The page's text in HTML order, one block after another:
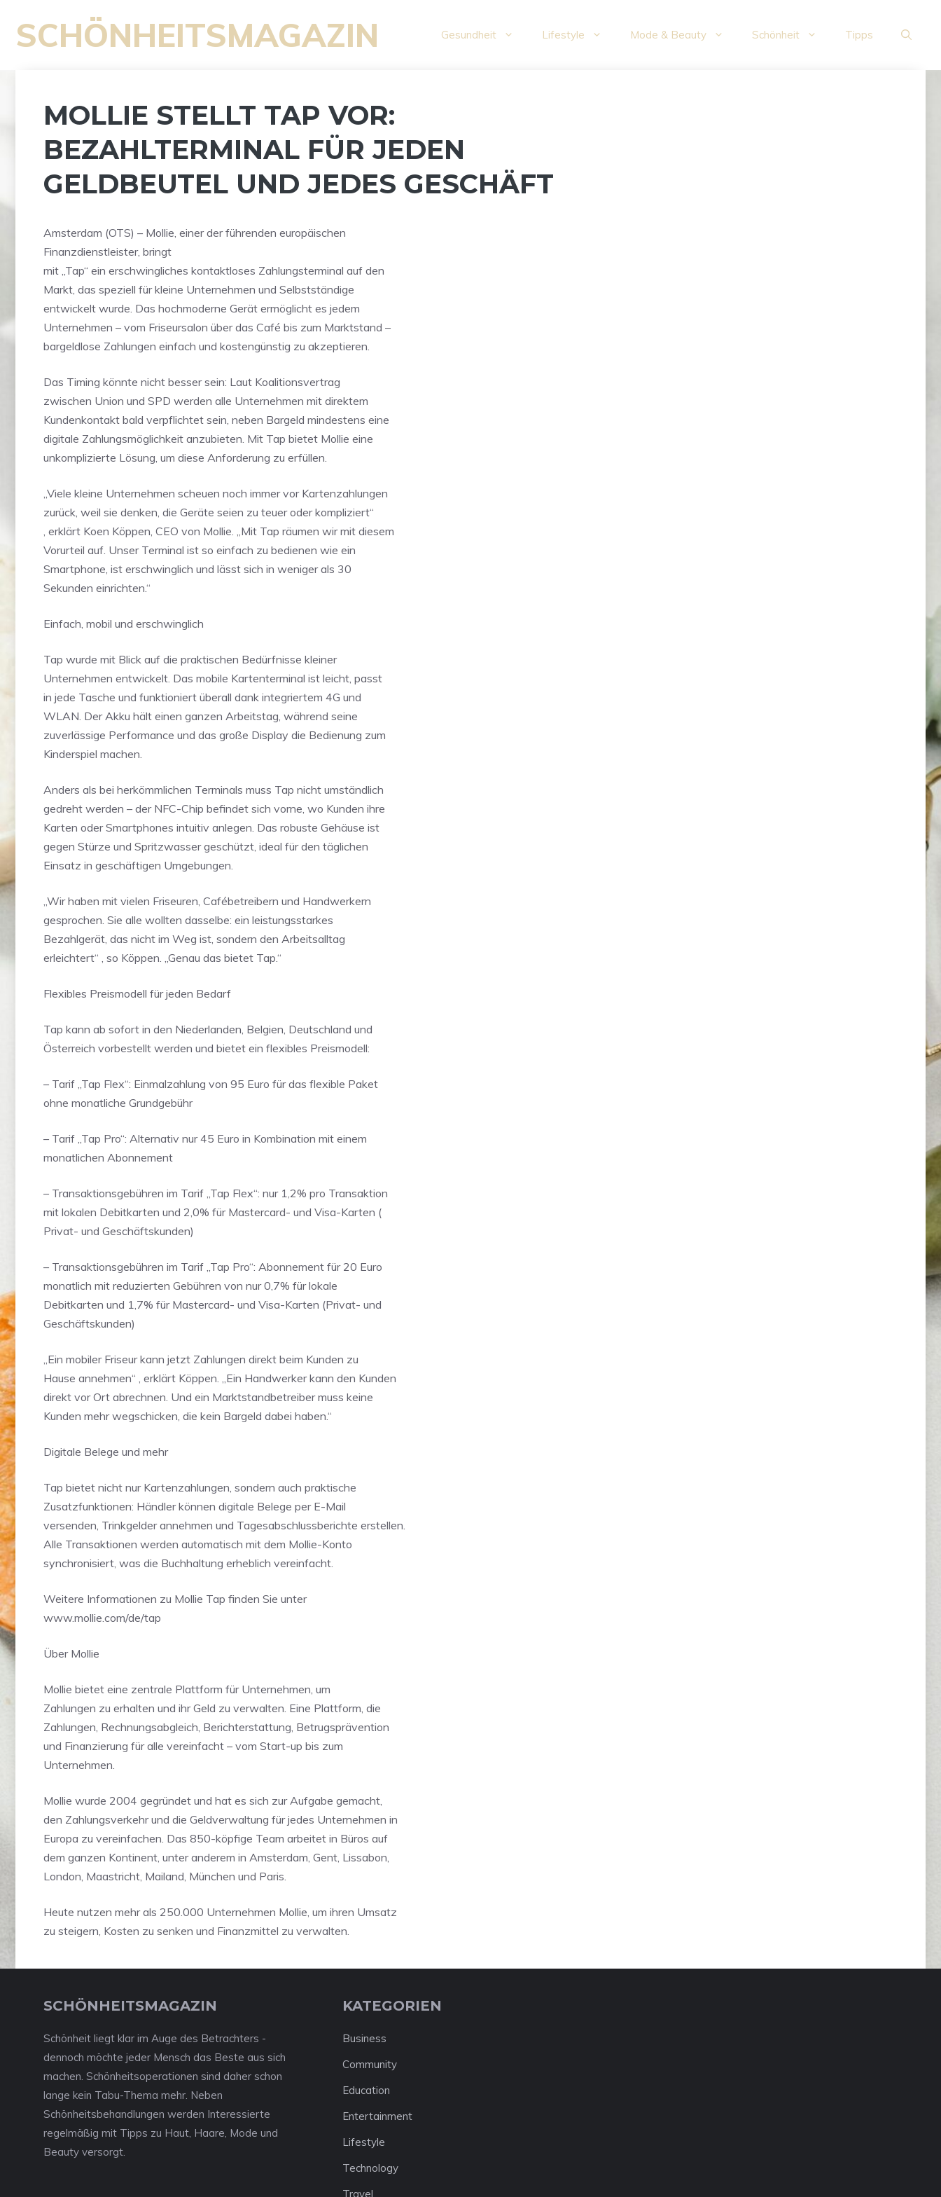
Inhalt
springen
SCHÖNHEITSMAGAZIN Gesundheit Lifestyle Mode & Beauty Schönheit Tipps
MOLLIE STELLT TAP VOR:
BEZAHLTERMINAL FÜR JEDEN
GELDBEUTEL UND JEDES GESCHÄFT
Amsterdam (OTS) – Mollie, einer der führenden europäischen
Finanzdienstleister, bringt
mit „Tap“ ein erschwingliches kontaktloses Zahlungsterminal auf den
Markt, das speziell für kleine Unternehmen und Selbstständige
entwickelt wurde. Das hochmoderne Gerät ermöglicht es jedem
Unternehmen – vom Friseursalon über das Café bis zum Marktstand –
bargeldlose Zahlungen einfach und kostengünstig zu akzeptieren.
Das Timing könnte nicht besser sein: Laut Koalitionsvertrag
zwischen Union und SPD werden alle Unternehmen mit direktem
Kundenkontakt bald verpflichtet sein, neben Bargeld mindestens eine
digitale Zahlungsmöglichkeit anzubieten. Mit Tap bietet Mollie eine
unkomplizierte Lösung, um diese Anforderung zu erfüllen.
„Viele kleine Unternehmen scheuen noch immer vor Kartenzahlungen
zurück, weil sie denken, die Geräte seien zu teuer oder kompliziert“
, erklärt Koen Köppen, CEO von Mollie. „Mit Tap räumen wir mit diesem
Vorurteil auf. Unser Terminal ist so einfach zu bedienen wie ein
Smartphone, ist erschwinglich und lässt sich in weniger als 30
Sekunden einrichten.“
Einfach, mobil und erschwinglich
Tap wurde mit Blick auf die praktischen Bedürfnisse kleiner
Unternehmen entwickelt. Das mobile Kartenterminal ist leicht, passt
in jede Tasche und funktioniert überall dank integriertem 4G und
WLAN. Der Akku hält einen ganzen Arbeitstag, während seine
zuverlässige Performance und das große Display die Bedienung zum
Kinderspiel machen.
Anders als bei herkömmlichen Terminals muss Tap nicht umständlich
gedreht werden – der NFC-Chip befindet sich vorne, wo Kunden ihre
Karten oder Smartphones intuitiv anlegen. Das robuste Gehäuse ist
gegen Stürze und Spritzwasser geschützt, ideal für den täglichen
Einsatz in geschäftigen Umgebungen.
„Wir haben mit vielen Friseuren, Cafébetreibern und Handwerkern
gesprochen. Sie alle wollten dasselbe: ein leistungsstarkes
Bezahlgerät, das nicht im Weg ist, sondern den Arbeitsalltag
erleichtert“ , so Köppen. „Genau das bietet Tap.“
Flexibles Preismodell für jeden Bedarf
Tap kann ab sofort in den Niederlanden, Belgien, Deutschland und
Österreich vorbestellt werden und bietet ein flexibles Preismodell:
– Tarif „Tap Flex“: Einmalzahlung von 95 Euro für das flexible Paket
ohne monatliche Grundgebühr
– Tarif „Tap Pro“: Alternativ nur 45 Euro in Kombination mit einem
monatlichen Abonnement
– Transaktionsgebühren im Tarif „Tap Flex“: nur 1,2% pro Transaktion
mit lokalen Debitkarten und 2,0% für Mastercard- und Visa-Karten (
Privat- und Geschäftskunden)
– Transaktionsgebühren im Tarif „Tap Pro“: Abonnement für 20 Euro
monatlich mit reduzierten Gebühren von nur 0,7% für lokale
Debitkarten und 1,7% für Mastercard- und Visa-Karten (Privat- und
Geschäftskunden)
„Ein mobiler Friseur kann jetzt Zahlungen direkt beim Kunden zu
Hause annehmen“ , erklärt Köppen. „Ein Handwerker kann den Kunden
direkt vor Ort abrechnen. Und ein Marktstandbetreiber muss keine
Kunden mehr wegschicken, die kein Bargeld dabei haben.“
Digitale Belege und mehr
Tap bietet nicht nur Kartenzahlungen, sondern auch praktische
Zusatzfunktionen: Händler können digitale Belege per E-Mail
versenden, Trinkgelder annehmen und Tagesabschlussberichte erstellen.
Alle Transaktionen werden automatisch mit dem Mollie-Konto
synchronisiert, was die Buchhaltung erheblich vereinfacht.
Weitere Informationen zu Mollie Tap finden Sie unter
www.mollie.com/de/tap
Über Mollie
Mollie bietet eine zentrale Plattform für Unternehmen, um
Zahlungen zu erhalten und ihr Geld zu verwalten. Eine Plattform, die
Zahlungen, Rechnungsabgleich, Berichterstattung, Betrugsprävention
und Finanzierung für alle vereinfacht – vom Start-up bis zum
Unternehmen.
Mollie wurde 2004 gegründet und hat es sich zur Aufgabe gemacht,
den Zahlungsverkehr und die Geldverwaltung für jedes Unternehmen in
Europa zu vereinfachen. Das 850-köpfige Team arbeitet in Büros auf
dem ganzen Kontinent, unter anderem in Amsterdam, Gent, Lissabon,
London, Maastricht, Mailand, München und Paris.
Heute nutzen mehr als 250.000 Unternehmen Mollie, um ihren Umsatz
zu steigern, Kosten zu senken und Finanzmittel zu verwalten.
SCHÖNHEITSMAGAZIN
Schönheit liegt klar im Auge des Betrachters -
dennoch möchte jeder Mensch das Beste aus sich
machen. Schönheitsoperationen sind daher schon
lange kein Tabu-Thema mehr. Neben
Schönheitsbehandlungen werden Interessierte
regelmäßig mit Tipps zu Haut, Haare, Mode und
Beauty versorgt.
KATEGORIEN
Business
Community
Education
Entertainment
Lifestyle
Technology
Travel